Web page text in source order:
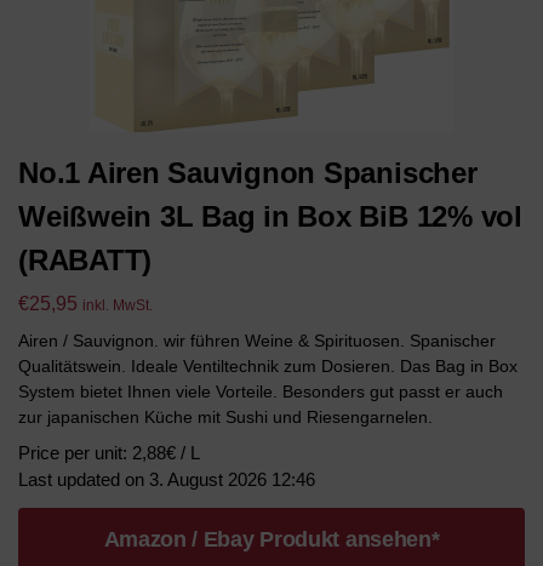
No.1 Airen Sauvignon Spanischer
Weißwein 3L Bag in Box BiB 12% vol
(RABATT)
€25,95 inkl. MwSt.
Airen / Sauvignon. wir führen Weine & Spirituosen. Spanischer
Qualitätswein. Ideale Ventiltechnik zum Dosieren. Das Bag in Box
System bietet Ihnen viele Vorteile. Besonders gut passt er auch
zur japanischen Küche mit Sushi und Riesengarnelen.
Price per unit: 2,88€ / L
Last updated on 3. August 2026 12:46
Amazon / Ebay Produkt ansehen*